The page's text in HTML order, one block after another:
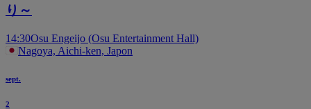
り～
14:30Osu Engeijo (Osu Entertainment Hall)
Nagoya, Aichi-ken, Japon
sept.
2